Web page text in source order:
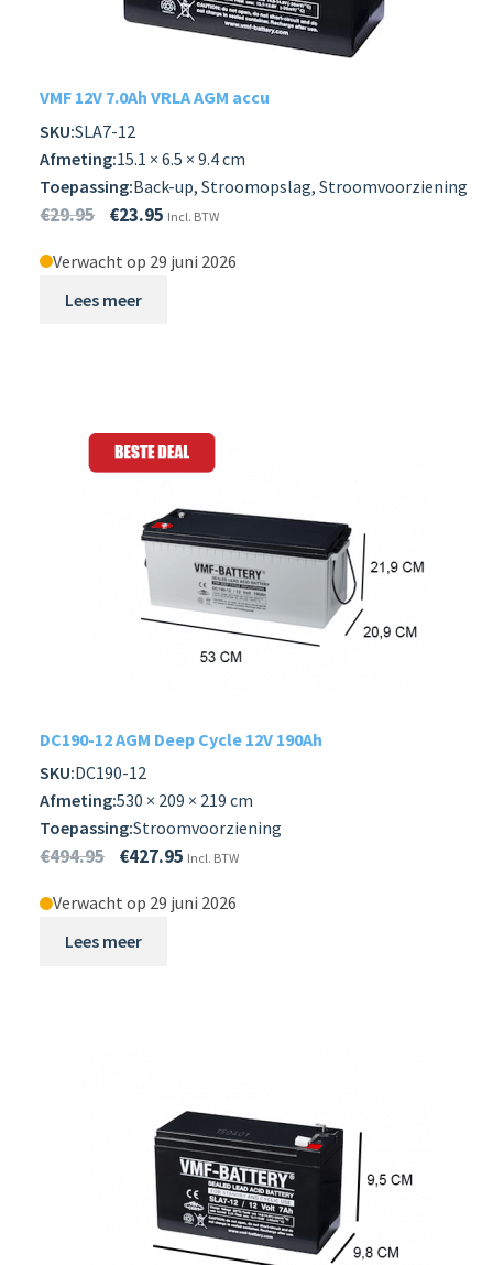
ELEKTR. VOER/VAARTUIGEN
STAND ALONE
REVALIDATIE & MOBILITEIT
LANDBOUW
HOOGWERKER
SCHROBMACHINE
UPS/ BACK-UP
MERKEN
SOORTEN
VMF 12V 7.0Ah VRLA AGM accu
SKU:SLA7-12
Afmeting:15.1 × 6.5 × 9.4 cm
Toepassing:Back-up, Stroomopslag, Stroomvoorziening
€29.95 €23.95 Incl. BTW
Verwacht op 29 juni 2026
Lees meer
DC190-12 AGM Deep Cycle 12V 190Ah
SKU:DC190-12
Afmeting:530 × 209 × 219 cm
Toepassing:Stroomvoorziening
€494.95 €427.95 Incl. BTW
Verwacht op 29 juni 2026
Lees meer